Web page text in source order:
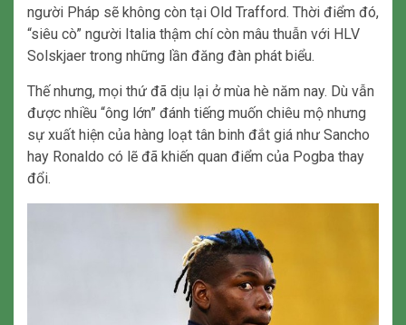
người Pháp sẽ không còn tại Old Trafford. Thời điểm đó,
“siêu cò” người Italia thậm chí còn mâu thuẫn với HLV
Solskjaer trong những lần đăng đàn phát biểu.
Thế nhưng, mọi thứ đã dịu lại ở mùa hè năm nay. Dù vẫn
được nhiều “ông lớn” đánh tiếng muốn chiêu mộ nhưng
sự xuất hiện của hàng loạt tân binh đắt giá như Sancho
hay Ronaldo có lẽ đã khiến quan điểm của Pogba thay
đổi.